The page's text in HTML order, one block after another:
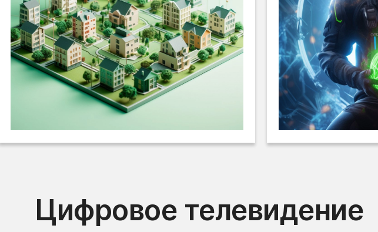
Цифровое телевидение